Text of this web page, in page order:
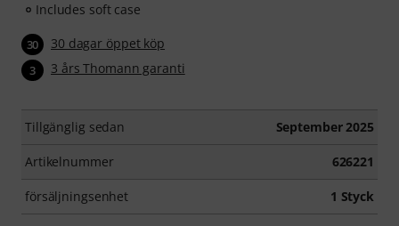
Includes soft case
30 30 dagar öppet köp
3 3 års Thomann garanti
Tillgänglig sedan September 2025
Artikelnummer 626221
försäljningsenhet 1 Styck